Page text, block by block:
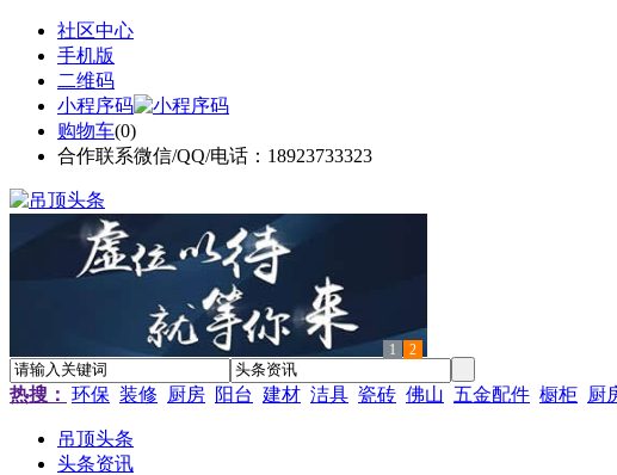
社区中心
手机版
二维码
小程序码
购物车(0)
合作联系微信/QQ/电话：18923733323
1 2
热搜： 环保 装修 厨房 阳台 建材 洁具 瓷砖 佛山 五金配件 橱柜 厨
吊顶头条
头条资讯